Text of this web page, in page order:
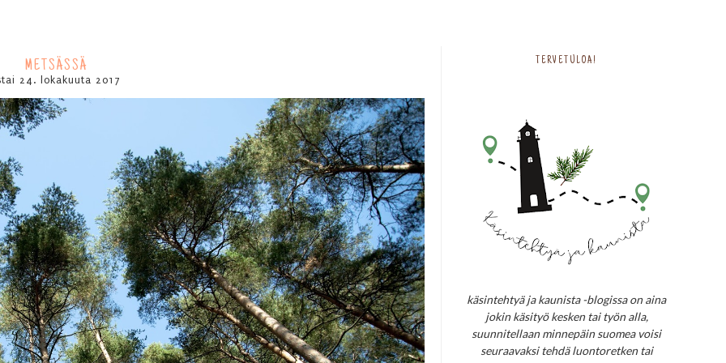
METSÄSSÄ
24. lokakuuta 2017
TERVETULOA!
käsintehtyä ja kaunista -blogissa on aina
jokin käsityö kesken tai työn alla,
suunnitellaan minnepäin suomea voisi
seuraavaksi tehdä luontoretken tai